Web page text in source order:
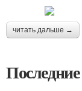
читать дальше →